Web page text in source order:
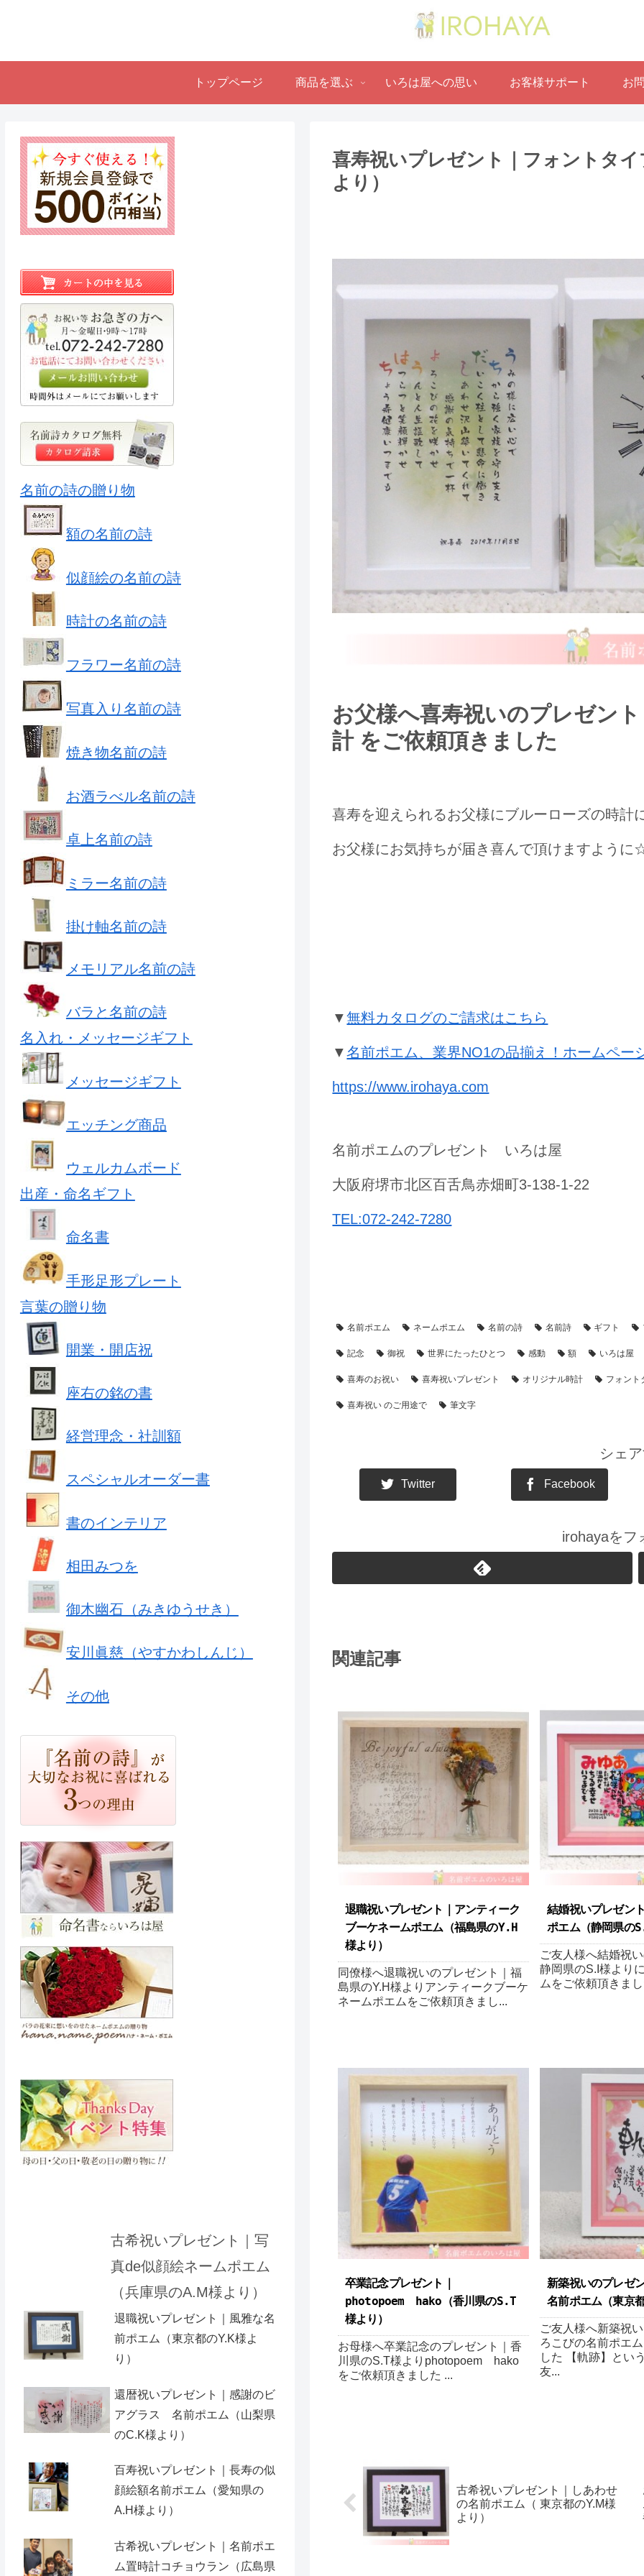
トップページ 商品を選ぶ いろは屋への思い お客様サポート お
喜寿祝いプレゼント｜ フォントタ
より ）
お父様へ喜寿祝いのプレゼン
計 をご依頼頂きました
喜寿を迎えられるお父様にブルーローズの時計
お父様にお気持ちが届き喜んで頂けますよう
▼無料カタログのご請求はこちら
▼名前ポエム、業界NO1の品揃え！ホームペー
https://www.irohaya.com
名前ポエムのプレゼント いろは屋
大阪府堺市北区百舌鳥赤畑町3-138-1-22
TEL:072-242-7280
名前ポエム ネームポエム 名前の詩 名前詩 ギフト
記念 御祝 世界にたったひとつ 感動 額 いろは屋
喜寿のお祝い 喜寿祝いプレゼント オリジナル時計 フォント
喜寿祝い のご用途で 筆文字
シェ
Twitter Facebook
irohayaをフ
関連記事
退職祝いプレゼント｜アンティーク
ブーケネームポエム（福島県のY.H
様より）
同僚様へ退職祝いのプレゼント｜福
島県のY.H様よりアンティークブーケ
ネームポエムをご依頼頂きまし...
結婚祝いプレゼン
ポエム（静岡県の
ご友人様へ結婚祝
静岡県のS.I様より
ムをご依頼頂きま
卒業記念プレゼント｜
photopoem hako（香川県のS.T
様より ）
お母様へ卒業記念のプレゼント｜香
川県のS.T様よりphotopoem hako
をご依頼頂きました ...
新築祝いのプレゼ
名前ポエム （ 東京
ご友人様へ新築祝
ろこびの名前ポエ
した 【軌跡】とい
友...
古希祝いプレゼント｜ しあわせ
の名前ポエム（ 東京都のY.M様
より ）
名前の詩の贈り物
額の名前の詩
似顔絵の名前の詩
時計の名前の詩
フラワー名前の詩
写真入り名前の詩
焼き物名前の詩
お酒ラべル名前の詩
卓上名前の詩
ミラー名前の詩
掛け軸名前の詩
メモリアル名前の詩
バラと名前の詩
名入れ・メッセージギフト
メッセージギフト
エッチング商品
ウェルカムボード
出産・命名ギフト
命名書
手形足形プレート
言葉の贈り物
開業・開店祝
座右の銘の書
経営理念・社訓額
スペシャルオーダー書
書のインテリア
相田みつを
御木幽石（みきゆうせき）
安川眞慈（やすかわしんじ）
その他
古希祝いプレゼント｜写
真de似顔絵ネームポエム
（兵庫県のA.M様より）
退職祝いプレゼント｜風雅な名
前ポエム（東京都のY.K様よ
り）
還暦祝いプレゼント｜感謝のビ
アグラス 名前ポエム（山梨県
のC.K様より）
百寿祝いプレゼント｜長寿の似
顔絵額名前ポエム（愛知県の
A.H様より ）
古希祝いプレゼント｜名前ポエ
ム置時計コチョウラン（広島県